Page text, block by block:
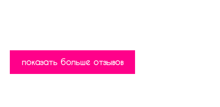
показать больше отзывов